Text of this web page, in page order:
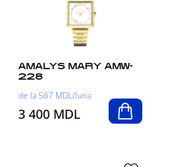
AMALYS MARY AMW-
228
de la 567 MDL/luna
3 400 MDL